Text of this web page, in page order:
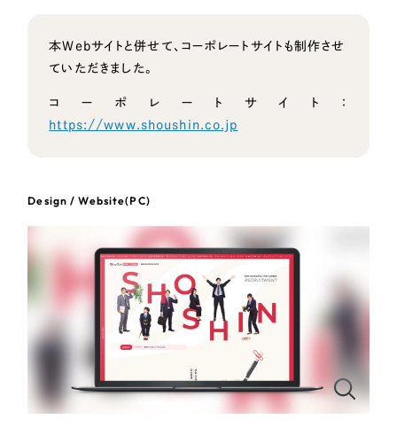
オレンジ・橙色
ブルー・青色
パープル・紫色
ピンク・桃色
その他
本Webサイトと併せて、コーポレートサイトも制作させ
ていただきました。
コーポレートサイト：
https://www.shoushin.co.jp
Design / Website(PC)